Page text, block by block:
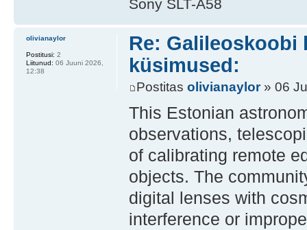
Sony SLT-A58
Re: Galileoskoobi
küsimused:
Postitasolivianaylor» 06
This Estonian
observations,
of calibrating remote
objects. The
digital lenses with
interference or
olivianaylor
Postitusi: 2
Liitunud: 06 Juuni 2026,
12:38